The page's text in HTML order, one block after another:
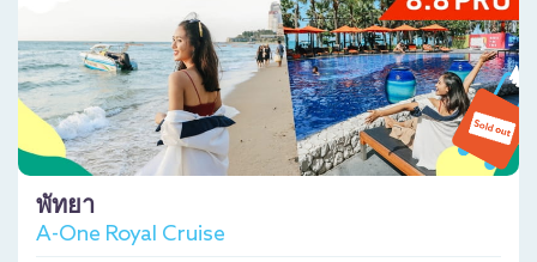
พัทยา
A-One Royal Cruise